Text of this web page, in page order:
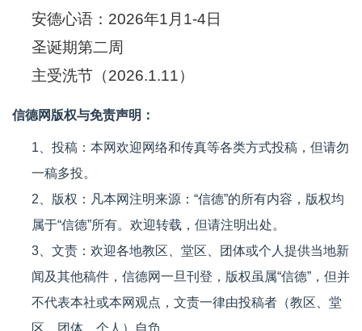
安德心语：2026年1月1-4日
圣诞期第二周
主受洗节（2026.1.11）
信德网版权与免责声明：
1、投稿：本网欢迎网络和传真等各类方式投稿，但请勿
一稿多投。
2、版权：凡本网注明来源：“信德”的所有内容，版权均
属于“信德”所有。欢迎转载，但请注明出处。
3、文责：欢迎各地教区、堂区、团体或个人提供当地新
闻及其他稿件，信德网一旦刊登，版权虽属“信德”，但并
不代表本社或本网观点，文责一律由投稿者（教区、堂
区、团体、个人）自负。